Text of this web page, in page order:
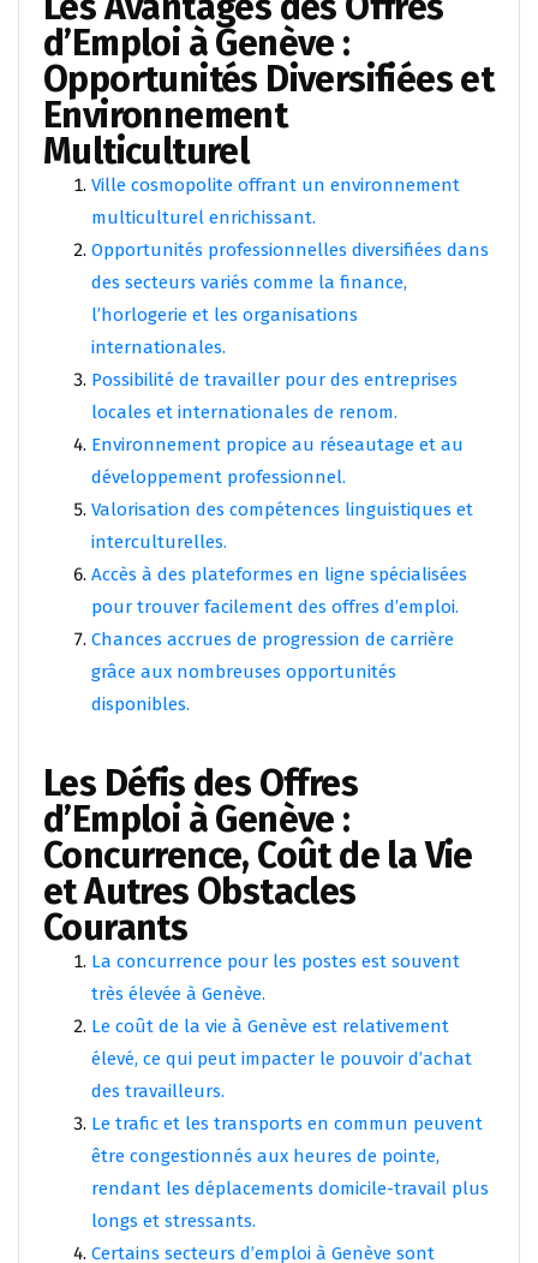
d’Emploi à Genève :
Opportunités Diversifiées et
Environnement
Multiculturel
Ville cosmopolite offrant un environnement
multiculturel enrichissant.
Opportunités professionnelles diversifiées dans
des secteurs variés comme la finance,
l’horlogerie et les organisations
internationales.
Possibilité de travailler pour des entreprises
locales et internationales de renom.
Environnement propice au réseautage et au
développement professionnel.
Valorisation des compétences linguistiques et
interculturelles.
Accès à des plateformes en ligne spécialisées
pour trouver facilement des offres d’emploi.
Chances accrues de progression de carrière
grâce aux nombreuses opportunités
disponibles.
Les Défis des Offres
d’Emploi à Genève :
Concurrence, Coût de la Vie
et Autres Obstacles
Courants
La concurrence pour les postes est souvent
très élevée à Genève.
Le coût de la vie à Genève est relativement
élevé, ce qui peut impacter le pouvoir d’achat
des travailleurs.
Le trafic et les transports en commun peuvent
être congestionnés aux heures de pointe,
rendant les déplacements domicile-travail plus
longs et stressants.
Certains secteurs d’emploi à Genève sont